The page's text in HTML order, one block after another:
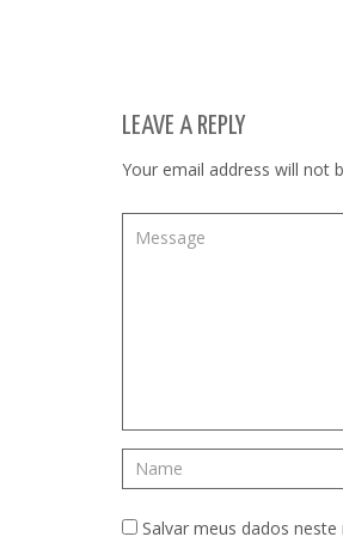
LEAVE A REPLY
Your email address will not
Salvar meus dados